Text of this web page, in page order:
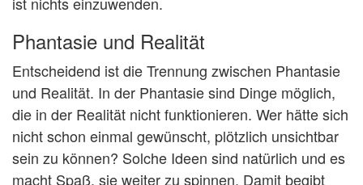
Phantasie und Realität
Entscheidend ist die Trennung zwischen Phantasie
und Realität. In der Phantasie sind Dinge möglich,
die in der Realität nicht funktionieren. Wer hätte sich
nicht schon einmal gewünscht, plötzlich unsichtbar
sein zu können? Solche Ideen sind natürlich und es
macht Spaß, sie weiter zu spinnen. Damit begibt